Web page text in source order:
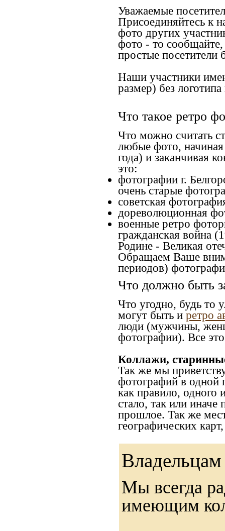
Уважаемые
Присоединяйтесь к
фото других
фото - то
простые посетители
Наши участники
размер) без логотипа
Что такое ретро
Что можно считать
любые фото, начиная
года) и заканчивая
это:
фотографии г.
очень старые
советская
дореволюционная
военные ретро
гражданская война
Родине - Великая
Обращаем Ваше
периодов)
Что должно быть
Что угодно, будь то
могут быть и ретро
люди (мужчины,
фотографии). Все
Коллажи,
Так же мы
фотографий в одной
как правило, одного
стало, так или
прошлое. Так же
географических
Мы всегда
имеющим